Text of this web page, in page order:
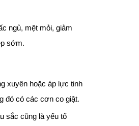
ngủ, mệt mỏi, giảm
sớm.
xuyên hoặc áp lực tinh
đó có các cơn co giật.
sắc cũng là yếu tố